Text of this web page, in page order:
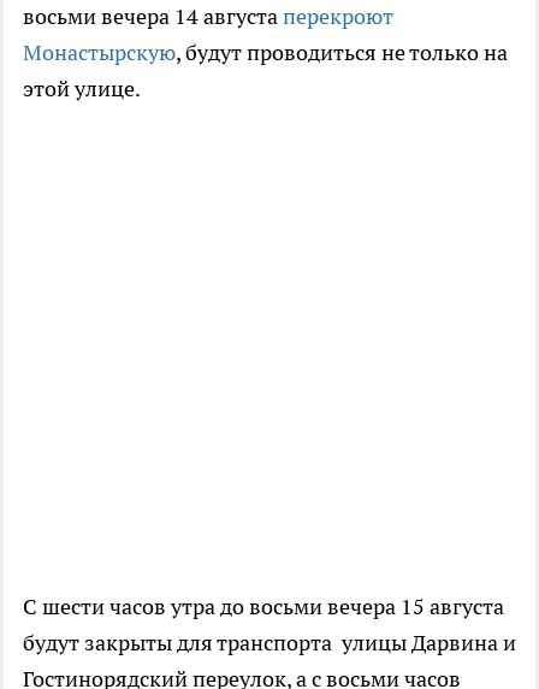
восьми вечера 14 августаперекроют
Монастырскую, будут проводиться не только на
этой улице.
С шести часов утра до восьми вечера 15 августа
будут закрыты для транспорта улицы Дарвина и
Гостинорядский переулок, а с восьми часов